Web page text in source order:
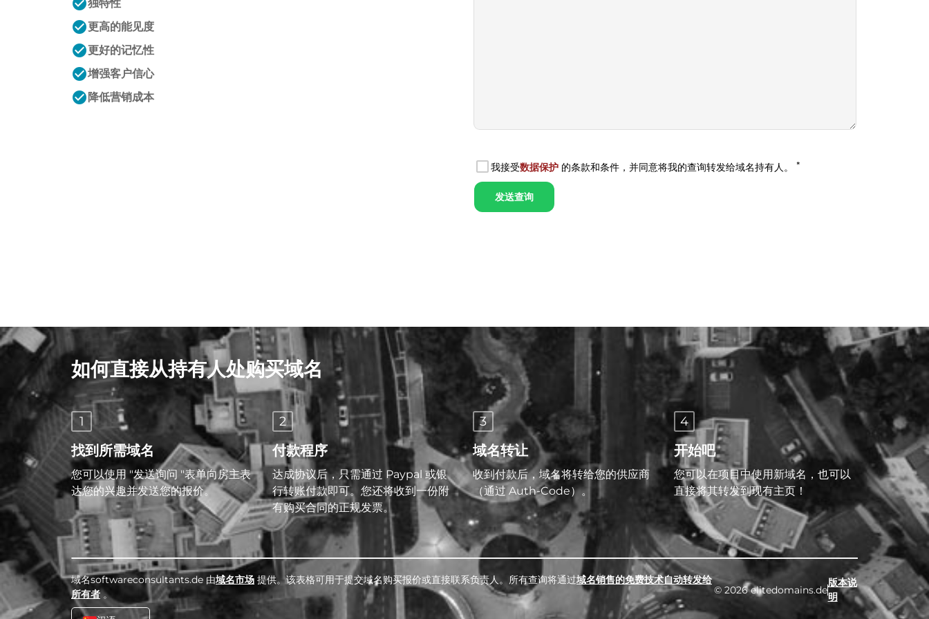
check_circle独特性
check_circle更高的能见度
check_circle更好的记忆性
check_circle增强客户信心
check_circle 降低营销成本
如何直接从持有人处购买域名
1
找到所需域名
您可以使用 "发送询问 "表单向房主表
达您的兴趣并发送您的报价。
2
付款程序
达成协议后，只需通过 Paypal 或银
行转账付款即可。您还将收到一份附
有购买合同的正规发票。
3
域名转让
收到付款后，域名将转给您的供应商
（通过 Auth-Code）。
4
开始吧
您可以在项目中使用新域名，也可以
直接将其转发到现有主页！
域名softwareconsultants.de 由域名市场 提供。该表格可用于提交域名购买报价或直接联系负责人。所有查询将通过域名销售的免费技术自动转发给
所有者。 © 2026 elitedomains.de
版本说
明